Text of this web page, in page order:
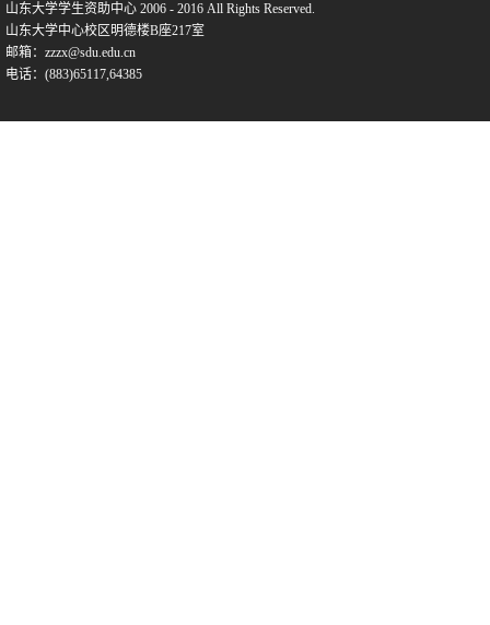
山东大学学生资助中心 2006 - 2016 All Rights Reserved.
山东大学中心校区明德楼B座217室
邮箱：zzzx@sdu.edu.cn
电话：(883)65117,64385